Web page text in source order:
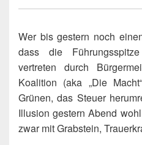
Wer bis gestern noch
dass die
vertreten durch
Koalition (aka „Die
Grünen, das Steuer
Illusion gestern Abend
zwar mit Grabstein,